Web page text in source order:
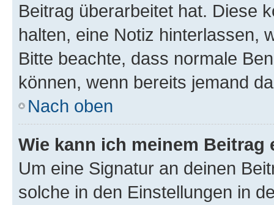
Beitrag überarbeitet hat. Diese
halten, eine Notiz hinterlassen,
Bitte beachte, dass normale
können, wenn bereits jemand
Nach oben
Wie kann ich meinem
Um eine Signatur an deinen
solche in den Einstellungen in